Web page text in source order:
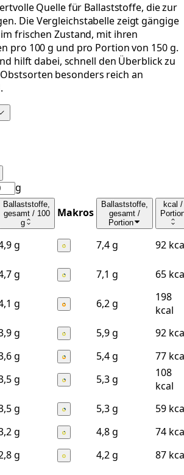
Quelle für Ballaststoffe, die zur
Die Vergleichstabelle zeigt gängige
frischen Zustand, mit ihren
pro 100 g und pro Portion von 150 g.
hilft dabei, schnell den Überblick zu
besonders reich an
g
Ballaststoffe,
gesamt/ 100
g
Makros
Ballaststoffe,
gesamt /
Portion
kcal /
g 7,4 g 92
g 7,1 g 65
g 6,2 g
198
kcal
g 5,9 g
92
g 5,4 g
77
g 5,3 g
108
kcal
g 5,3 g
59
g 4,8 g
74
g 4,2 g 87